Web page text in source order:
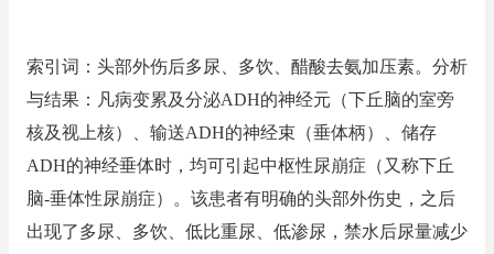
索引词：头部外伤后多尿、多饮、醋酸去氨加压素。分析
与结果：凡病变累及分泌ADH的神经元（下丘脑的室旁
核及视上核）、输送ADH的神经束（垂体柄）、储存
ADH的神经垂体时，均可引起中枢性尿崩症（又称下丘
脑-垂体性尿崩症）。该患者有明确的头部外伤史，之后
出现了多尿、多饮、低比重尿、低渗尿，禁水后尿量减少